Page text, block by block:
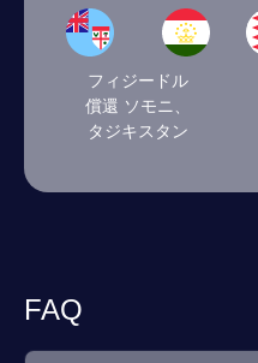
フィジードル
償還 ソモニ、
タジキスタン
FAQ